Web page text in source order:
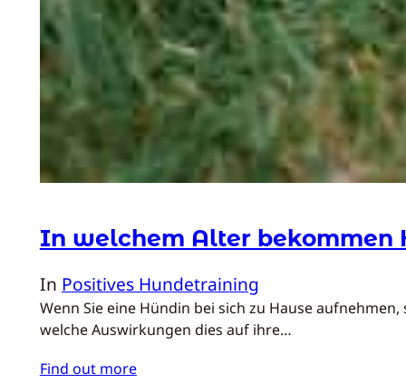
In welchem Alter bekommen
In Positives Hundetraining
Wenn Sie eine Hündin bei sich zu Hause
welche Auswirkungen dies auf ihre…
Find out more